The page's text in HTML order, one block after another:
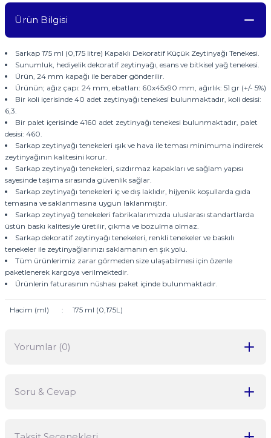
Ürün Bilgisi
Sarkap 175 ml (0,175 litre) Kapaklı Dekoratif Küçük Zeytinyağı Tenekesi.
Sunumluk, hediyelik dekoratif zeytinyağı, esans ve bitkisel yağ tenekesi.
Ürün, 24 mm kapağı ile beraber gönderilir.
Ürünün; ağız çapı: 24 mm, ebatları: 60x45x90 mm, ağırlık: 51 gr (+/- 5%)
Bir koli içerisinde 40 adet zeytinyağı tenekesi bulunmaktadır, koli desisi:
6,3.
Bir palet içerisinde 4160 adet zeytinyağı tenekesi bulunmaktadır, palet
desisi: 460.
Sarkap zeytinyağı tenekeleri ışık ve hava ile teması minimuma indirerek
zeytinyağının kalitesini korur.
Sarkap zeytinyağı tenekeleri, sızdırmaz kapakları ve sağlam yapısı
sayesinde taşıma sırasında güvenlik sağlar.
Sarkap zeytinyağı tenekeleri iç ve dış laklıdır, hijyenik koşullarda gıda
temasına ve saklanmasına uygun laklanmıştır.
Sarkap zeytinyağ tenekeleri fabrikalarımızda uluslarası standartlarda
üstün baskı kalitesiyle üretilir, çıkma ve bozulma olmaz.
Sarkap dekoratif zeytinyağı tenekeleri, renkli tenekeler ve baskılı
tenekeler ile zeytinyağlarınızı saklamanın en şık yolu.
Tüm ürünlerimiz zarar görmeden size ulaşabilmesi için özenle
paketlenerek kargoya verilmektedir.
Ürünlerin faturasının nüshası paket içinde bulunmaktadır.
Hacim (ml) : 175 ml (0,175L)
Yorumlar (0)
Soru & Cevap